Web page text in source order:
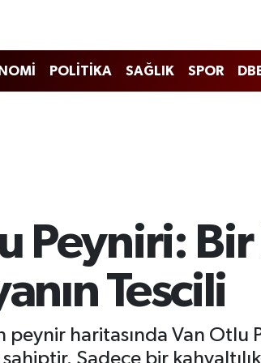
POLİTİKA SAĞLIK SPOR
Peyniri: Bir
Tescili
peynir haritasında Van Otlu
sahiptir. Sadece bir